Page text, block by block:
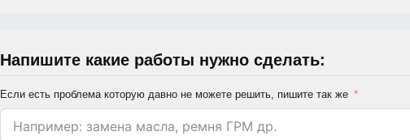
Напишите какие работы нужно сделать:
Если есть проблема которую давно не можете решить, пишите так же